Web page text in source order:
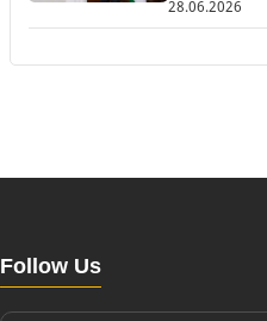
28.06.2026
Follow Us